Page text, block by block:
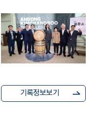
기록정보보기